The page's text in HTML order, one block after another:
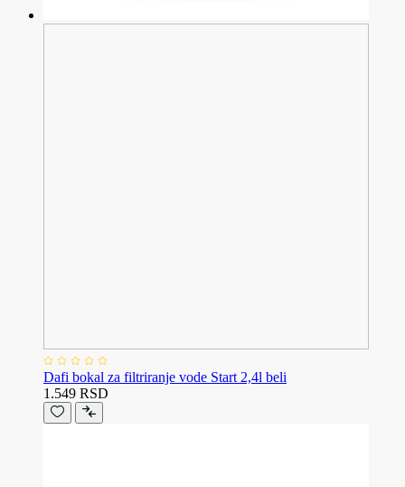
Dafi bokal za filtriranje vode Start 2,4l beli
1.549 RSD